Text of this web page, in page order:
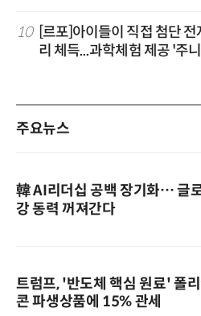
10
[르포]아이들이 직접 첨단
리 체득...과학체험 제공 '주
주요뉴스
韓 AI리더십 공백 장기화… 글
강 동력 꺼져간다
트럼프, '반도체 핵심 원료' 폴리
콘 파생상품에 15% 관세